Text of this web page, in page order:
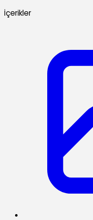
İçerikler